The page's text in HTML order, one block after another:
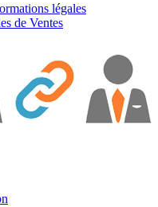
légales
de Ventes